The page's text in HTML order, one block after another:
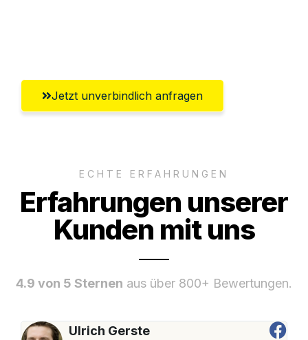
Jetzt unverbindlich anfragen
ECHTE ERFAHRUNGEN
Erfahrungen unserer
Kunden mit uns
4.9 von 5 Sternen aus über 800+ Bewertungen.
Ulrich Gerste